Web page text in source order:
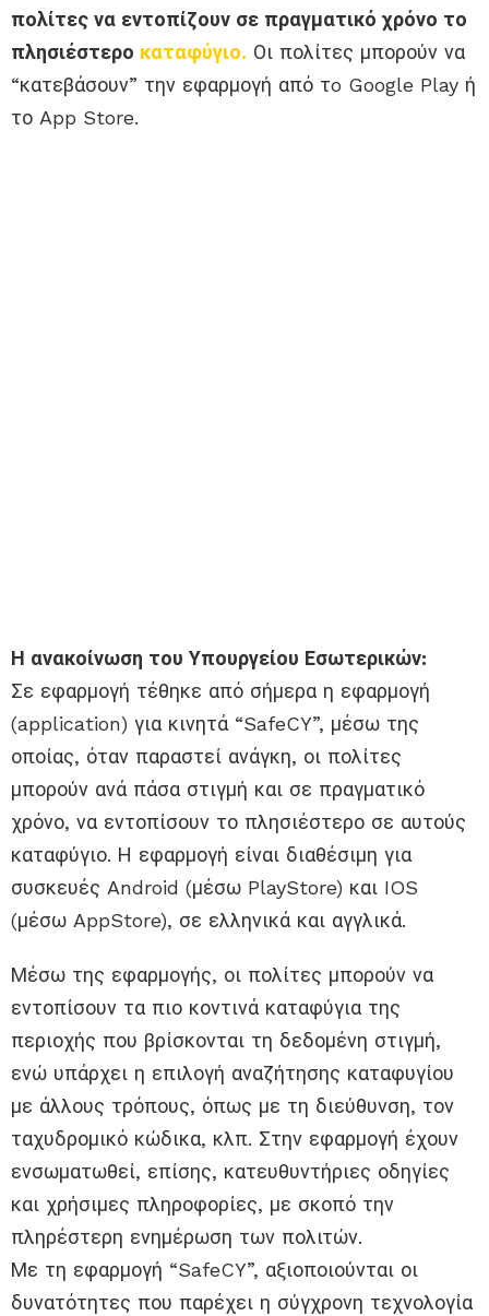
πολίτες να εντοπίζουν σε πραγματικό χρόνο το
πλησιέστερο καταφύγιο. Οι πολίτες μπορούν να
“κατεβάσουν” την εφαρμογή από τo Google Play ή
το App Store.
Η ανακοίνωση του Υπουργείου Εσωτερικών:
Σε εφαρμογή τέθηκε από σήμερα η εφαρμογή
(application) για κινητά “SafeCY”, μέσω της
οποίας, όταν παραστεί ανάγκη, οι πολίτες
μπορούν ανά πάσα στιγμή και σε πραγματικό
χρόνο, να εντοπίσουν το πλησιέστερο σε αυτούς
καταφύγιο. Η εφαρμογή είναι διαθέσιμη για
συσκευές Android (μέσω PlayStore) και IOS
(μέσω AppStore), σε ελληνικά και αγγλικά.
Μέσω της εφαρμογής, οι πολίτες μπορούν να
εντοπίσουν τα πιο κοντινά καταφύγια της
περιοχής που βρίσκονται τη δεδομένη στιγμή,
ενώ υπάρχει η επιλογή αναζήτησης καταφυγίου
με άλλους τρόπους, όπως με τη διεύθυνση, τον
ταχυδρομικό κώδικα, κλπ. Στην εφαρμογή έχουν
ενσωματωθεί, επίσης, κατευθυντήριες οδηγίες
και χρήσιμες πληροφορίες, με σκοπό την
πληρέστερη ενημέρωση των πολιτών.
Με τη εφαρμογή “SafeCY”, αξιοποιούνται οι
δυνατότητες που παρέχει η σύγχρονη τεχνολογία